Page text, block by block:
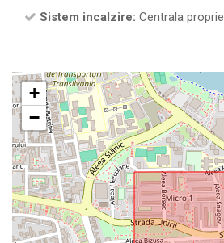
Sistem incalzire: Centrala proprie
+
−